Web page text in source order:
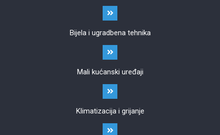
Bijela i ugradbena tehnika
Mali kućanski uređaji
Klimatizacija i grijanje